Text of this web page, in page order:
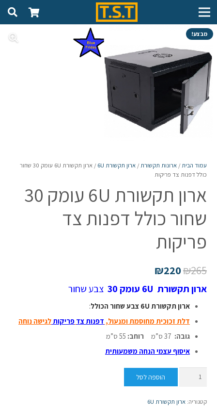
מבצע!
עמוד הבית/ ארונות תקשורת/ ארון תקשורת 6U
/ ארון תקשורת 6U עומק 30 שחור
כולל דפנות צד פריקות
ארון תקשורת 6U עומק 30
שחור כולל דפנות צד
פריקות
₪265
₪220
ארון תקשורת 6U עומק 30 צבע שחור
ארון תקשורת 6U צבע שחור הכולל
:
דלת זכוכית מחוסמת ומנעול, דפנות צד פריקותלגישה נוחה
גובה:
רוחב:
איסוף עצמי הנחה משמעותית
כמות
תקשורת
הוספה לסל
קטגוריה: ארון תקשורת 6U